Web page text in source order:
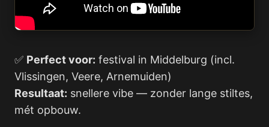
✅ Perfect voor: festival in Middelburg (incl.
Vlissingen, Veere, Arnemuiden)
Resultaat: snellere vibe — zonder lange stiltes,
mét opbouw.